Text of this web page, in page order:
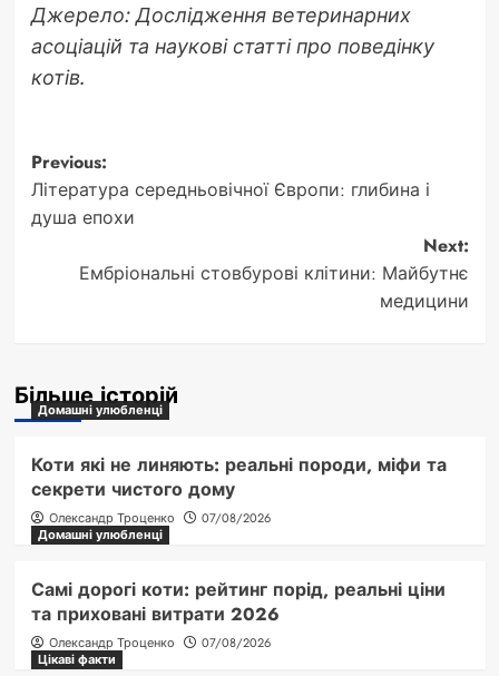
Джерело: Дослідження ветеринарних
асоціацій та наукові статті про поведінку
котів.
Post
navigation
Previous:
Література середньовічної Європи: глибина і
душа епохи
Next:
Ембріональні стовбурові клітини: Майбутнє
медицини
Більше історій
Домашні улюбленці
Коти які не линяють: реальні породи, міфи та
секрети чистого дому
Олександр Троценко
07/08/2026
Домашні улюбленці
Самі дорогі коти: рейтинг порід, реальні ціни
та приховані витрати 2026
Олександр Троценко
07/08/2026
Цікаві факти